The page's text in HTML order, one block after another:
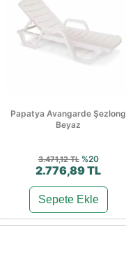
Papatya Avangarde Şezlong
Beyaz
3.471,12 TL %20
2.776,89 TL
Sepete Ekle